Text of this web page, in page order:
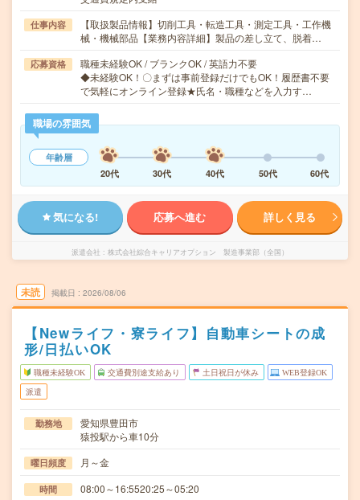
仕事内容
【取扱製品情報】切削工具・転造工具・測定工具・工作機
械・機械部品【業務内容詳細】製品の差し立て、脱着…
応募資格
職種未経験OK / ブランクOK / 英語力不要
◆未経験OK！〇まずは事前登録だけでもOK！履歴書不要
で気軽にオンライン登録★氏名・職種などを入力す…
職場の雰囲気
年齢層
20代
30代 40代 50代 60代
気になる! 応募へ進む 詳しく見る
派遣会社 株式会社綜合キャリアオプション 製造事業部（全国）
未読 掲載日 2026/08/06
【Newライフ・寮ライフ】自動車シートの成
形/日払いOK
職種未経験OK 交通費別途支給あり 土日祝日が休み WEB登録OK
派遣
勤務地
愛知県豊田市
猿投駅から車10分
曜日頻度 月～金
時間 08:00～16:5520:25～05:20